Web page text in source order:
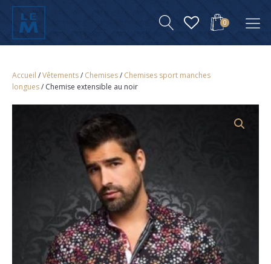
0
Accueil /Vêtements/ Chemises/ Chemises sport manches
longues/ Chemise extensible au noir